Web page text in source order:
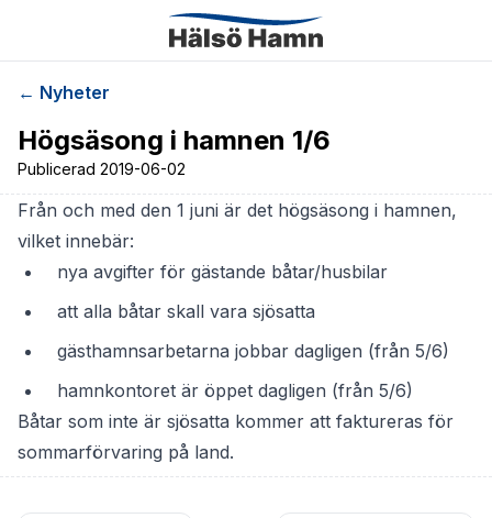
← Nyheter
Högsäsong i hamnen 1/6
Publicerad 2019-06-02
Från och med den 1 juni är det högsäsong i hamnen,
vilket innebär:
nya avgifter för gästande båtar/husbilar
att alla båtar skall vara sjösatta
gästhamnsarbetarna jobbar dagligen (från 5/6)
hamnkontoret är öppet dagligen (från 5/6)
Båtar som inte är sjösatta kommer att faktureras för
sommarförvaring på land.